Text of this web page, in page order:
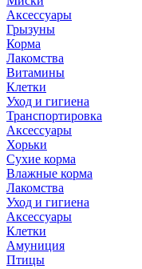
Аксессуары
Грызуны
Корма
Лакомства
Витамины
Клетки
Уход и гигиена
Транспортировка
Аксессуары
Хорьки
Сухие корма
Влажные корма
Лакомства
Уход и гигиена
Аксессуары
Клетки
Амуниция
Птицы